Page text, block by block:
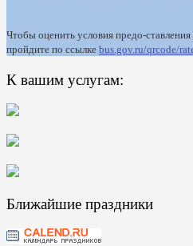
Чтобы оценить условия предо-ставления
пройдите по ссылке bus.gov.ru/qrcode/
К вашим услугам:
Ближайшие праздники